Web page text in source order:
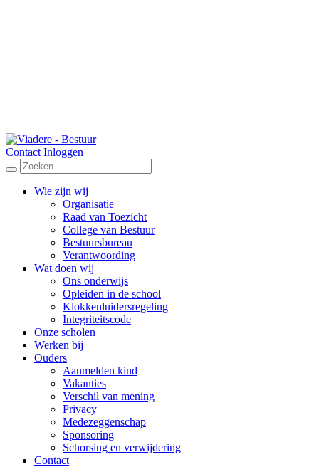
Contact Inloggen
Wie zijn wij
Organisatie
Raad van Toezicht
College van Bestuur
Bestuursbureau
Verantwoording
Wat doen wij
Ons onderwijs
Opleiden in de school
Klokkenluidersregeling
Integriteitscode
Onze scholen
Werken bij
Ouders
Aanmelden kind
Vakanties
Verschil van mening
Privacy
Medezeggenschap
Sponsoring
Schorsing en verwijdering
Contact